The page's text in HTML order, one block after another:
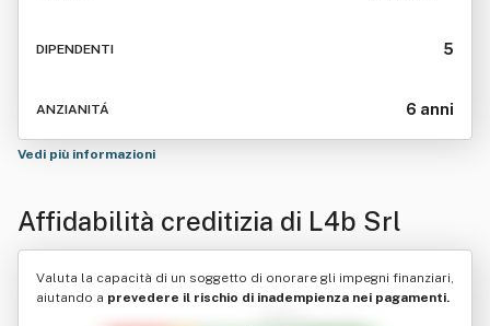
DIPENDENTI 5
ANZIANITÁ 6 anni
Vedi più informazioni
Affidabilità creditizia di L4b Srl
Valuta la capacità di un soggetto di onorare gli impegni finanziari,
aiutando a prevedere il rischio di inadempienza nei pagamenti.